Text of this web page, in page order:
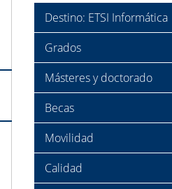
Destino: ETSI Informática
Grados
Másteres y doctorado
Becas
Movilidad
Calidad